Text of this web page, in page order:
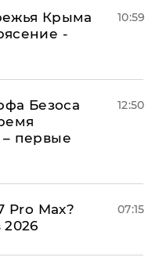
Крыма
-
10:59
Безоса
первые
12:50
Pro Max?
07:15